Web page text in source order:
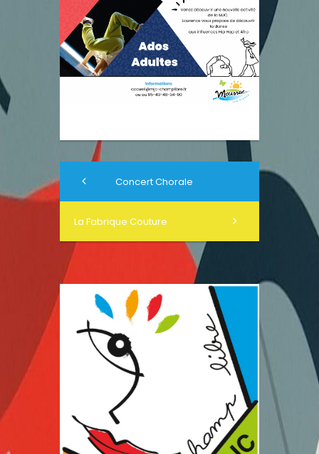
Concert Chorale
La Fabrique Couture